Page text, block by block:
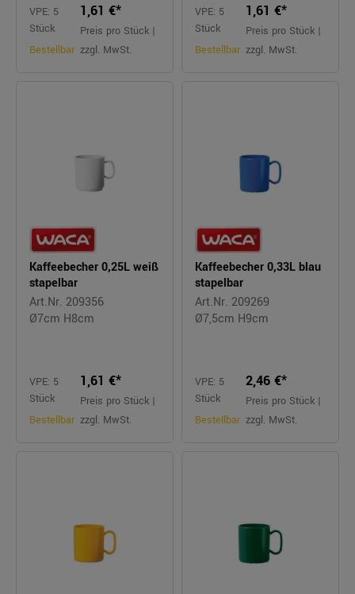
VPE: 5
Stück
Bestellbar
1,61 €*
Preis pro Stück |
zzgl. MwSt.
VPE: 5
Stück
Bestellbar
1,61 €*
Preis pro Stück |
zzgl. MwSt.
Kaffeebecher 0,25L weiß
stapelbar
Art.Nr. 209356
Ø7cm H8cm
VPE: 5
Stück
Bestellbar
1,61 €*
Preis pro Stück |
zzgl. MwSt.
Kaffeebecher 0,33L blau
stapelbar
Art.Nr. 209269
Ø7,5cm H9cm
VPE: 5
Stück
Bestellbar
2,46 €*
Preis pro Stück |
zzgl. MwSt.